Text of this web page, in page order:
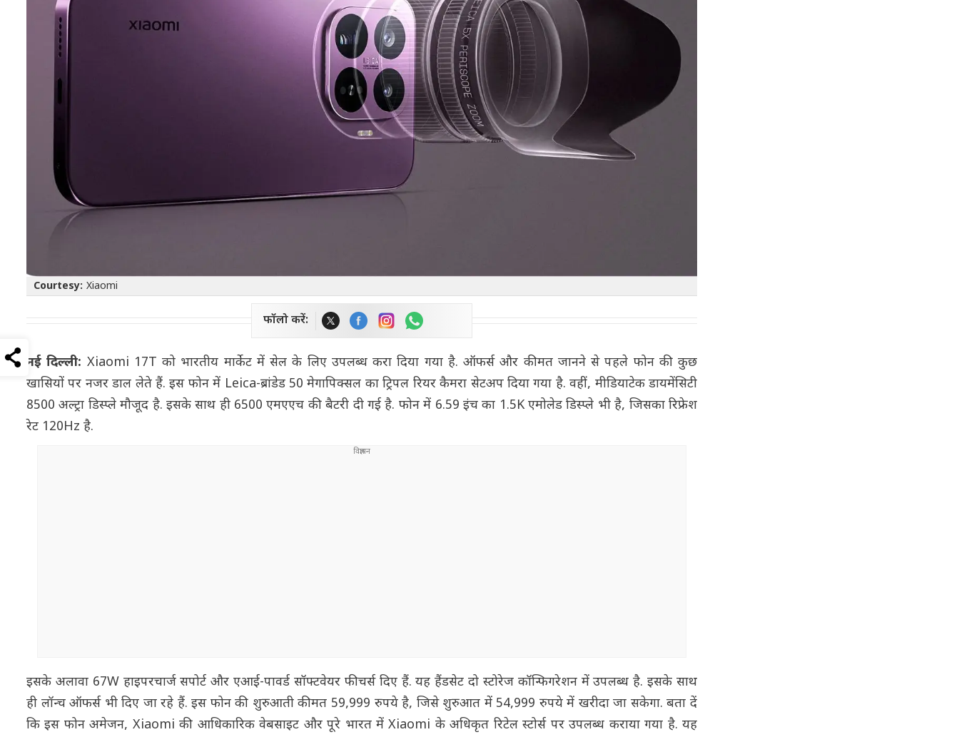
Courtesy: Xiaomi
फॉलो करें:
नई दिल्ली: Xiaomi 17T को भारतीय मार्केट में सेल के लिए उपलब्ध करा दिया गया है. ऑफर्स और कीमत जानने से पहले फोन की कुछ
खासियों पर नजर डाल लेते हैं. इस फोन में Leica-ब्रांडेड 50 मेगापिक्सल का ट्रिपल रियर कैमरा सेटअप दिया गया है. वहीं, मीडियाटेक डायमेंसिटी
8500 अल्ट्रा डिस्प्ले मौजूद है. इसके साथ ही 6500 एमएएच की बैटरी दी गई है. फोन में 6.59 इंच का 1.5K एमोलेड डिस्प्ले भी है, जिसका रिफ्रेश
रेट 120Hz है.
इसके अलावा 67W हाइपरचार्ज सपोर्ट और एआई-पावर्ड सॉफ्टवेयर फीचर्स दिए हैं. यह हैंडसेट दो स्टोरेज कॉन्फिगरेशन में उपलब्ध है. इसके साथ
ही लॉन्च ऑफर्स भी दिए जा रहे हैं. इस फोन की शुरुआती कीमत 59,999 रुपये है, जिसे शुरुआत में 54,999 रुपये में खरीदा जा सकेगा. बता दें
कि इस फोन अमेजन, Xiaomi की आधिकारिक वेबसाइट और पूरे भारत में Xiaomi के अधिकृत रिटेल स्टोर्स पर उपलब्ध कराया गया है. यह